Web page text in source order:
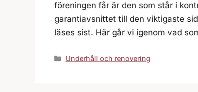
föreningen får är den som står i
garantiavsnittet till den viktigaste
läses sist. Här går vi igenom vad
Kategorier
Underhåll och renovering